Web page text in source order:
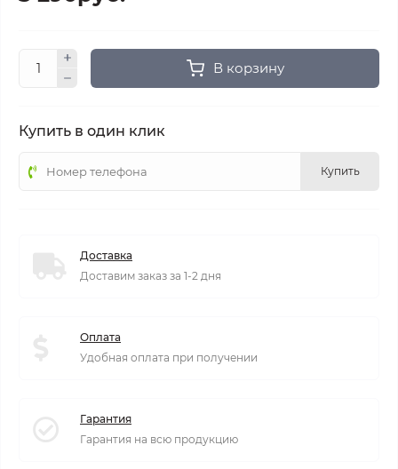
В корзину
Купить в один клик
Купить
Доставка
Доставим заказ за 1-2 дня
Оплата
Удобная оплата при получении
Гарантия
Гарантия на всю продукцию